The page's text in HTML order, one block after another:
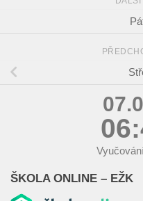
ŠKOLA ONLINE – EŽK